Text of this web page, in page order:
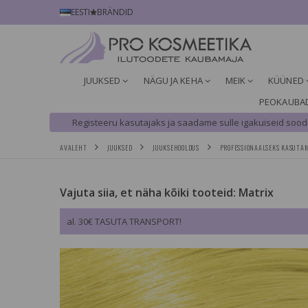
EESTI BRÄNDID
JUUKSED NÄGU JA KEHA MEIK KÜÜNED
Registeeru kasutajaks ja saadame sulle igakuiseid
AVALEHT JUUKSED JUUKSEHOOLDUS PROFESSIONAALSEKS
Vajuta siia, et näha kõiki tooteid: Matrix
al. 30€ TASUTA TRANSPORT!